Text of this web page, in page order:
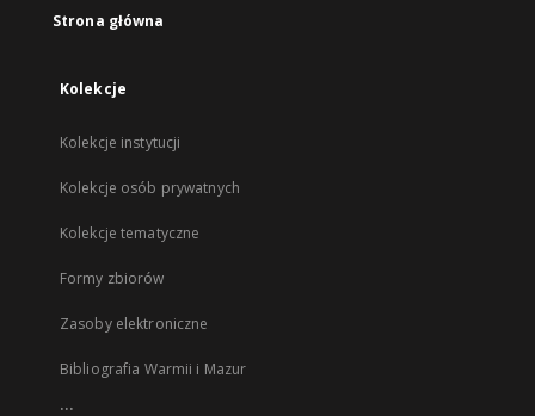
Strona główna
Kolekcje
Kolekcje instytucji
Kolekcje osób prywatnych
Kolekcje tematyczne
Formy zbiorów
Zasoby elektroniczne
Bibliografia Warmii i Mazur
...